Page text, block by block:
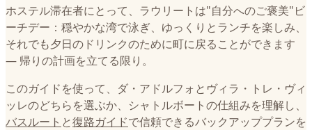
ホステル滞在者にとって、ラウリートは"自分へのご褒美"ビ
ーチデー：穏やかな湾で泳ぎ、ゆっくりとランチを楽しみ、
それでも夕日のドリンクのために町に戻ることができます
— 帰りの計画を立てる限り。
このガイドを使って、ダ・アドルフォとヴィラ・トレ・ヴィ
ッレのどちらを選ぶか、シャトルボートの仕組みを理解し、
バスルート と復路ガイドで信頼できるバックアッププランを